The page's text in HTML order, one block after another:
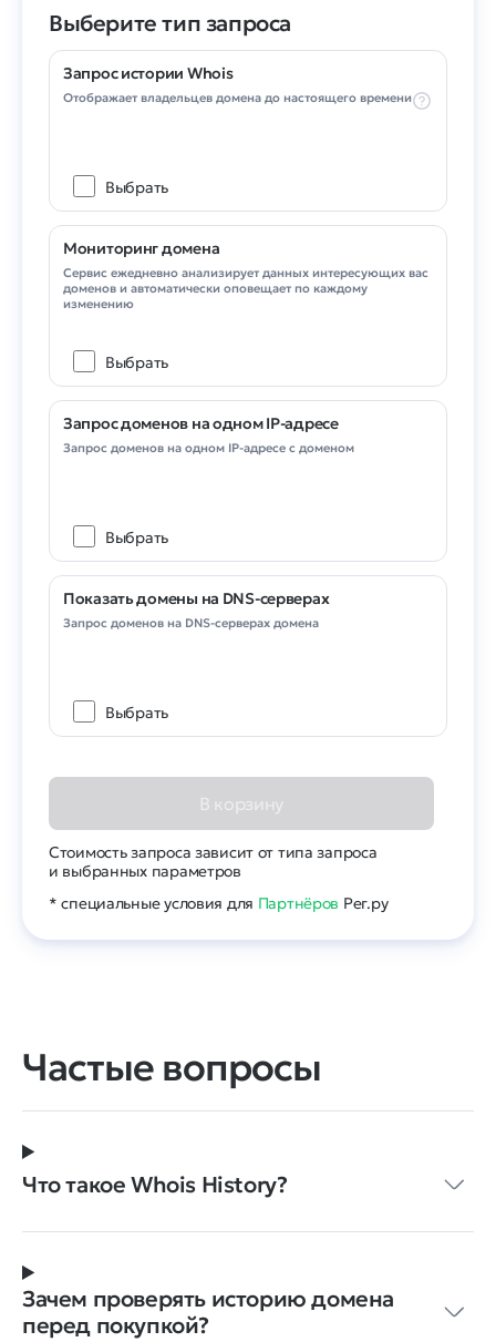
Выберите тип запроса
Запрос истории Whois
Отображает владельцев домена до настоящего времени
Выбрать
Мониторинг домена
Сервис ежедневно анализирует данных интересующих вас
доменов и автоматически оповещает по каждому
изменению
Выбрать
Запрос доменов на одном IP-адресе
Запрос доменов на одном IP-адресе с доменом
Выбрать
Показать домены на DNS-серверах
Запрос доменов на DNS-серверах домена
Выбрать
В корзину
Стоимость запроса зависит от типа запроса
и выбранных параметров
* специальные условия для Партнёров Рег.ру
Частые вопросы
Что такое Whois History?
Зачем проверять историю домена
перед покупкой?